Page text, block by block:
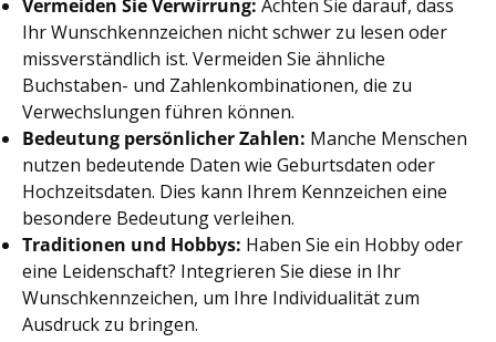
Vermeiden Sie Verwirrung: Achten Sie darauf, dass
Ihr Wunschkennzeichen nicht schwer zu lesen oder
missverständlich ist. Vermeiden Sie ähnliche
Buchstaben- und Zahlenkombinationen, die zu
Verwechslungen führen können.
Bedeutung persönlicher Zahlen: Manche Menschen
nutzen bedeutende Daten wie Geburtsdaten oder
Hochzeitsdaten. Dies kann Ihrem Kennzeichen eine
besondere Bedeutung verleihen.
Traditionen und Hobbys: Haben Sie ein Hobby oder
eine Leidenschaft? Integrieren Sie diese in Ihr
Wunschkennzeichen, um Ihre Individualität zum
Ausdruck zu bringen.